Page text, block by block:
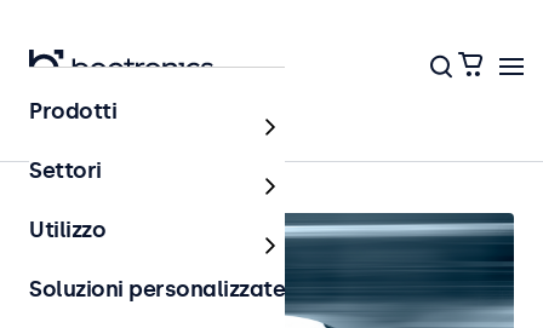
Home
Prodotti
Settori
Utilizzo
Soluzioni personalizzate